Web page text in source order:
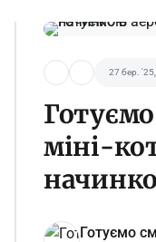
27 бер.
міні-
Готуємо